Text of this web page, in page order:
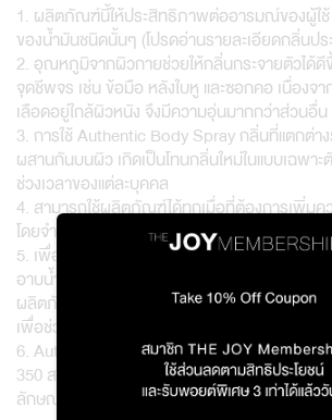
1. ผลิตภัณฑ์นี้ให้ประสิทธิภาพต่ออารมณ์ของผู้
ของน้ำมันชนิดนั้นๆ (โปรดอ่านรายละเอียดกลิ่นป
2. อุณหภูมิจากผิวกายช่วยให้กลิ่นกระจายตัวได้ดี
จุดชีพจร เช่น ข้อมือ หลังใบหู และซอกคอ เนื่องจ
เลือดอยู่ใกล้ผิวหนัง จึงมีความอุ่นมากกว่าส่วนอื่น
3. การใช้ Authentic Body Spray กลิ่นที่แตกต่า
ผสานกันบนผิว เกิดเป็นโทนกลิ่นใหม่ในแบบเฉพา
ช่วงเวลาของแต่ละบุคคล
4. สามารถใช้ผลิตภัณฑ์ได้ทุกเมื่อที่ต้องการเพิ่มค
โดยจำนวนครั้งในการฉีดพ่นขึ้นอยู่กับระดับความห
5. เพื่อให้กลิ่นติดทนยาวนาน แนะนำให้ใช้
อาบน้ำ และสามารถใช้ร่วมกับผลิตภัณฑ์ทำความ
ผลิตภัณฑ์บำรุงผิวกายอื่นๆ
เพื่อช่วยเสริมให้กลิ่นมีความต่อเนื่องยิ่งขึ้น
6. Authentic Body Spray ขนาด 50 มล. สามา
350 สเปรย์/ขวด (เป็นการประมาณการโดยเฉลี่ย
ลักษณะการใช้งานของแต่ละบุคคล)